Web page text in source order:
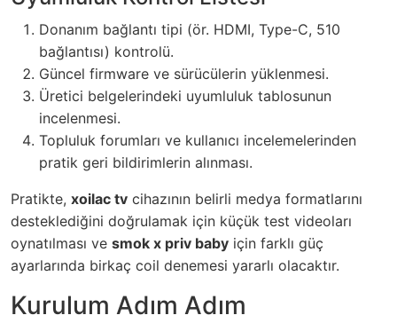
Donanım bağlantı tipi (ör. HDMI, Type-C, 510
bağlantısı) kontrolü.
Güncel firmware ve sürücülerin yüklenmesi.
Üretici belgelerindeki uyumluluk tablosunun
incelenmesi.
Topluluk forumları ve kullanıcı incelemelerinden
pratik geri bildirimlerin alınması.
Pratikte, xoilac tv cihazının belirli medya formatlarını
desteklediğini doğrulamak için küçük test videoları
oynatılması ve smok x priv baby için farklı güç
ayarlarında birkaç coil denemesi yararlı olacaktır.
Kurulum Adım Adım